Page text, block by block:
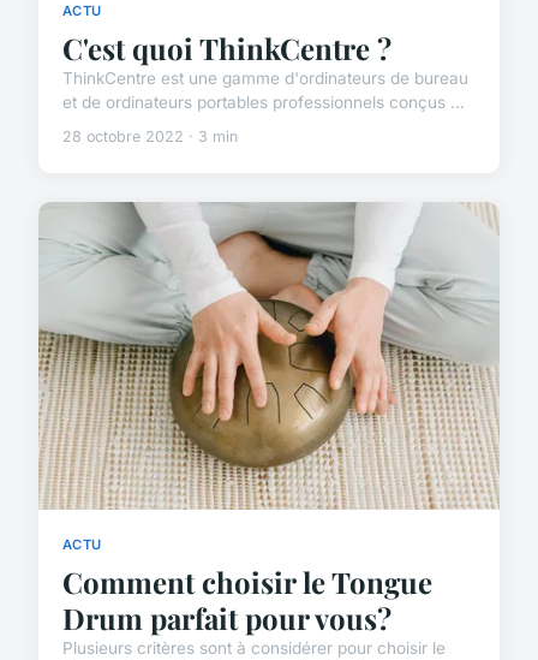
ACTU
C'est quoi ThinkCentre ?
ThinkCentre est une gamme d'ordinateurs de bureau
et de ordinateurs portables professionnels conçus ...
28 octobre 2022 · 3 min
ACTU
Comment choisir le Tongue
Drum parfait pour vous?
Plusieurs critères sont à considérer pour choisir le